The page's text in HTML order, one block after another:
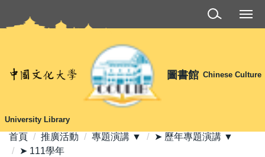
到
內
容
圖書館 Chinese Culture
University Library
首頁 推廣活動 專題演講 ▼
➤ 歷年專題演講 ▼
➤ 111學年